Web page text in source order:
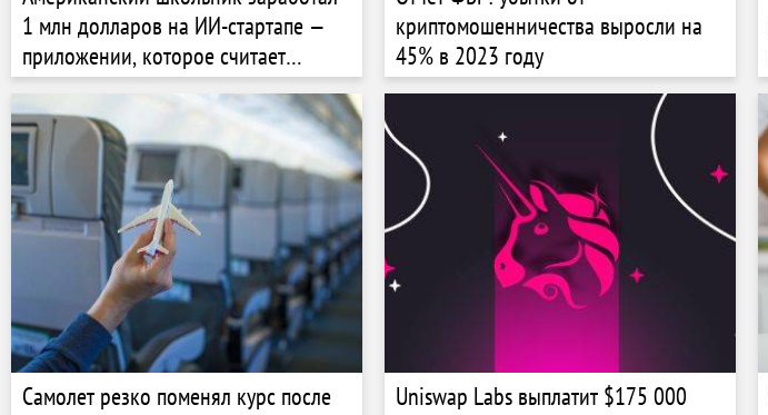
1 млн долларов на ИИ-стартапе —
приложении, которое считает
калории по фото
криптомошенничества выросли на
45% в 2023 году
Самолет резко поменял курс после
Uniswap Labs выплатит $175 000